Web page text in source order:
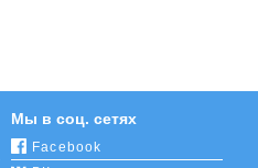
Мы в соц. сетях
Facebook